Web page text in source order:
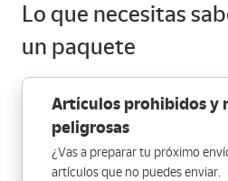
Lo que necesitas
un paquete
Artículos prohibidos y
peligrosas
¿Vas a preparar tu próximo
artículos que no puedes enviar.